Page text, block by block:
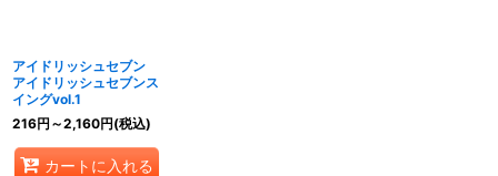
アイドリッシュセブン
アイドリッシュセブンス
イングvol.1
216円 ～2,160円(税込)
カートに入れる